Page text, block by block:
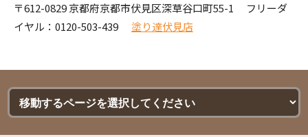
〒612-0829 京都府京都市伏見区深草谷口町55-1 フリーダ
イヤル： 0120-503-439 塗り達伏見店